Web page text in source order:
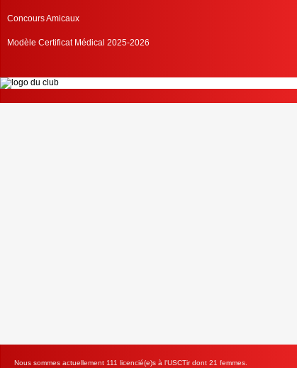
Concours Amicaux
Modèle Certificat Médical 2025-2026
Nous sommes actuellement 111 licencié(e)s à l'USCTir dont 21 femmes.